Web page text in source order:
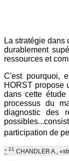
La stratégie dans
durablement
ressources et
C'est pourquoi,
HORST propose
dans cette
processus du
diagnostic des
participation de
* 21 CHANDLER A.,